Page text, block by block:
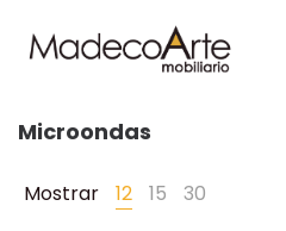
Microondas
Mostrar 12 15 30